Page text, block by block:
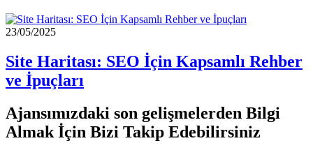
23/05/2025
Site Haritası: SEO İçin Kapsamlı Rehber
ve İpuçları
Ajansımızdaki son gelişmelerden Bilgi
Almak İçin Bizi Takip Edebilirsiniz